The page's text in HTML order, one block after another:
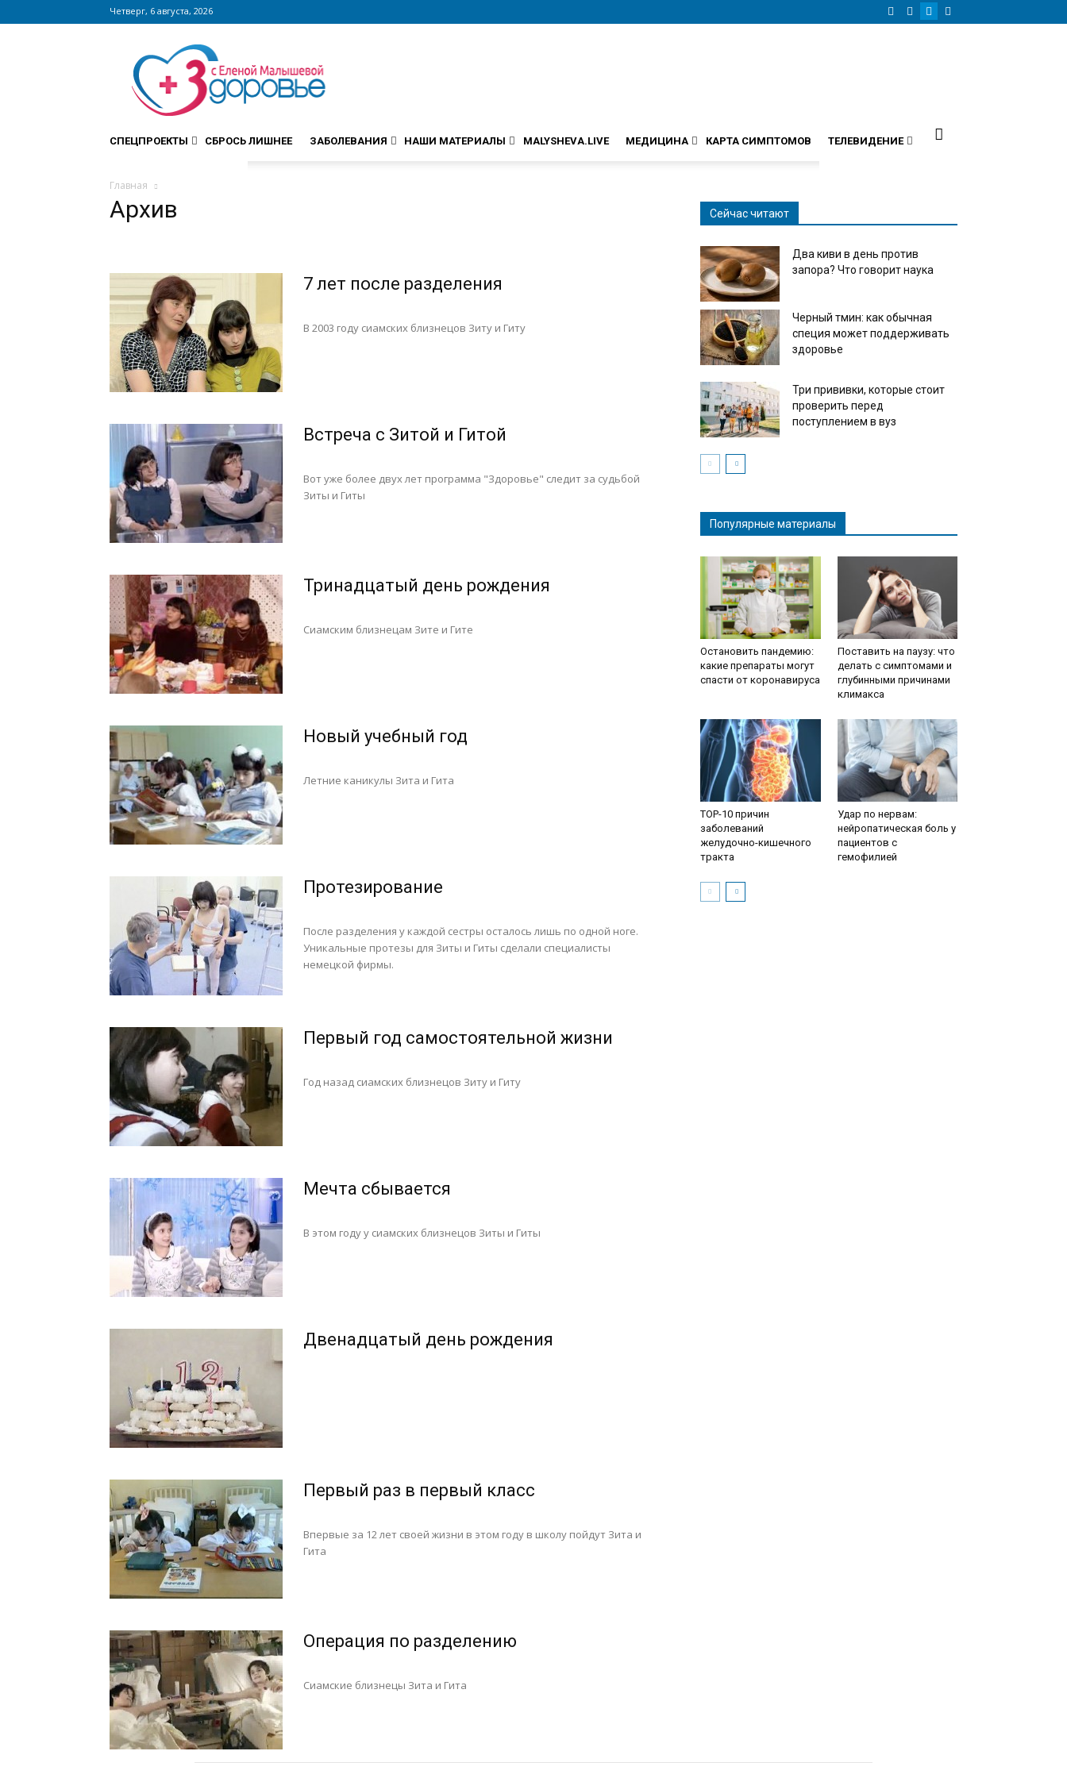
Четверг, 6 августа, 2026
Сайт
zdorovieinfo.ru
крупнейший
медицинский
интернет-
СПЕЦПРОЕКТЫ СБРОСЬ ЛИШНЕЕ ЗАБОЛЕВАНИЯ НАШИ МАТЕРИАЛЫ MALYSHEVA.LIVE МЕДИЦИНА КАРТА СИМПТОМОВ ТЕЛЕВИДЕНИЕ
Главная
Архив
7 лет после разделения
В 2003 году сиамских близнецов Зиту и Гиту
Встреча с Зитой и Гитой
Вот уже более двух лет программа "Здоровье" следит за судьбой
Зиты и Гиты
Тринадцатый день рождения
Сиамским близнецам Зите и Гите
Новый учебный год
Летние каникулы Зита и Гита
Протезирование
После разделения у каждой сестры осталось лишь по одной ноге.
Уникальные протезы для Зиты и Гиты сделали специалисты
немецкой фирмы.
Первый год самостоятельной жизни
Год назад сиамских близнецов Зиту и Гиту
Мечта сбывается
В этом году у сиамских близнецов Зиты и Гиты
Двенадцатый день рождения
Первый раз в первый класс
Впервые за 12 лет своей жизни в этом году в школу пойдут Зита и
Гита
Операция по разделению
Сиамские близнецы Зита и Гита
Сейчас читают
Два киви в день против
запора? Что говорит наука
Черный тмин: как обычная
специя может поддерживать
здоровье
Три прививки, которые стоит
проверить перед
поступлением в вуз
Популярные материалы
Остановить пандемию:
какие препараты могут
спасти от коронавируса
Поставить на паузу: что
делать с симптомами и
глубинными причинами
климакса
TOP-10 причин
заболеваний
желудочно-кишечного
тракта
Удар по нервам:
нейропатическая боль у
пациентов с
гемофилией